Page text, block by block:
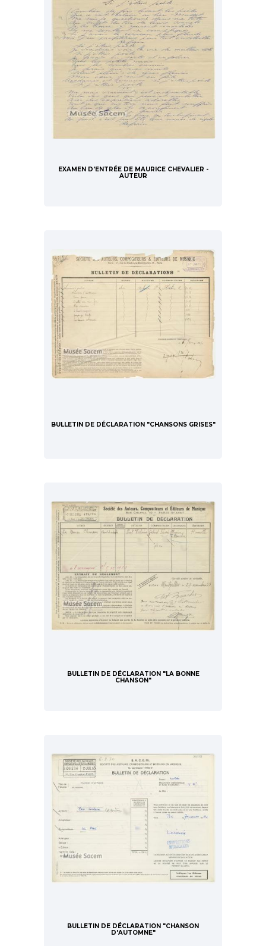
EXAMEN D'ENTRÉE DE MAURICE CHEVALIER -
AUTEUR
BULLETIN DE DÉCLARATION "CHANSONS GRISES"
BULLETIN DE DÉCLARATION "LA BONNE
CHANSON"
BULLETIN DE DÉCLARATION "CHANSON
D'AUTOMNE"